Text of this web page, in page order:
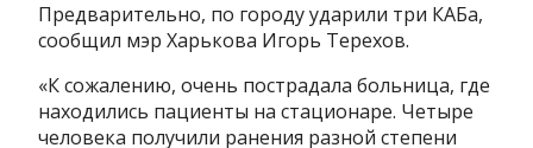
Предварительно, по городу ударили три КАБа,
сообщил мэр Харькова Игорь Терехов.
«К сожалению, очень пострадала больница, где
находились пациенты на стационаре. Четыре
человека получили ранения разной степени